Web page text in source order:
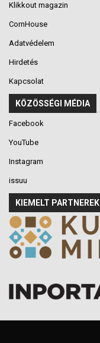
Klikkout magazin
CornHouse
Adatvédelem
Hirdetés
Kapcsolat
KÖZÖSSÉGI MÉDIA
Facebook
YouTube
Instagram
issuu
KIEMELT PARTNEREK